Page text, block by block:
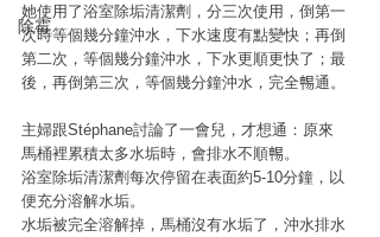
除霉
她使用了浴室除垢清潔劑，分三次使用，倒第一
次時等個幾分鐘沖水，下水速度有點變快；再倒
第二次，等個幾分鐘沖水，下水更順更快了；最
後，再倒第三次，等個幾分鐘沖水，完全𣈱通。
主婦跟Stéphane討論了一會兒，才想通：原來
馬桶裡累積太多水垢時，會排水不順𣈱。
浴室除垢清潔劑每次停留在表面約5-10分鐘，以
便充分溶解水垢。
水垢被完全溶解掉，馬桶沒有水垢了，沖水排水